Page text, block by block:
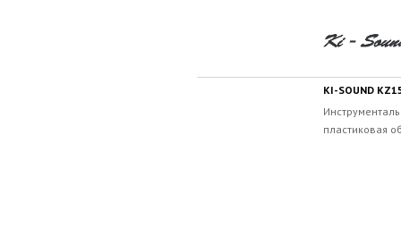
KI-SOUND
пластиковая